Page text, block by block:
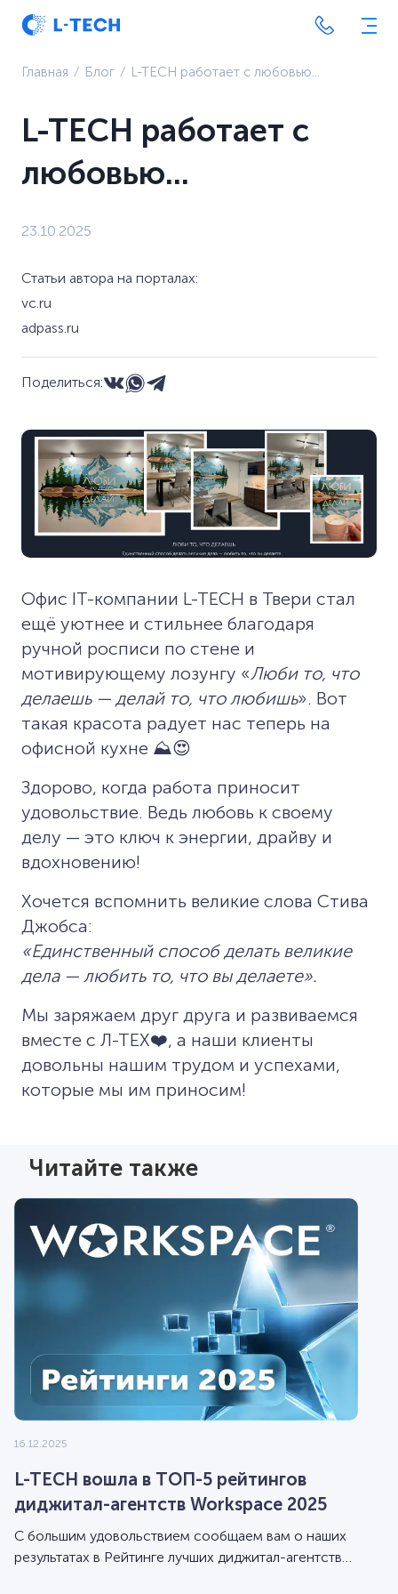
Главная ⁄ Блог ⁄ L-TECH работает с любовью...
L-TECH работает с
любовью...
23.10.2025
Офис IT-компании L-TECH в Твери стал
ещё уютнее и стильнее благодаря
ручной росписи по стене и
мотивирующему лозунгу «Люби то, что
делаешь — делай то, что любишь». Вот
такая красота радует нас теперь на
офисной кухне ⛰️😍
Здорово, когда работа приносит
удовольствие. Ведь любовь к своему
делу — это ключ к энергии, драйву и
вдохновению!
Хочется вспомнить великие слова Стива
Джобса:
«Единственный способ делать великие
дела — любить то, что вы делаете».
Мы заряжаем друг друга и развиваемся
вместе с Л-ТЕХ❤️, а наши клиенты
довольны нашим трудом и успехами,
которые мы им приносим!
Статьи автора на порталах:
vc.ru
adpass.ru
Поделиться:
Читайте также
16.12.2025
L-TECH вошла в ТОП-5 рейтингов
диджитал-агентств Workspace 2025
С большим удовольствием сообщаем вам о наших
результатах в Рейтинге лучших диджитал-агентств